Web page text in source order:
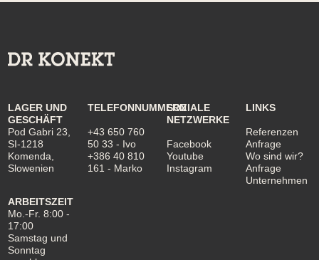
LAGER UND
GESCHÄFT
Pod Gabri 23,
SI-1218
Komenda,
Slowenien
ARBEITSZEIT
Mo.-Fr. 8:00 -
17:00
Samstag und
Sonntag
TELEFONNUMMERN
+43 650 760
50 33 - Ivo
+386 40 810
161 - Marko
SOZIALE
NETZWERKE
Facebook
Youtube
Instagram
LINKS
Referenzen
Anfrage
Wo sind wir?
Anfrage
Unternehmen